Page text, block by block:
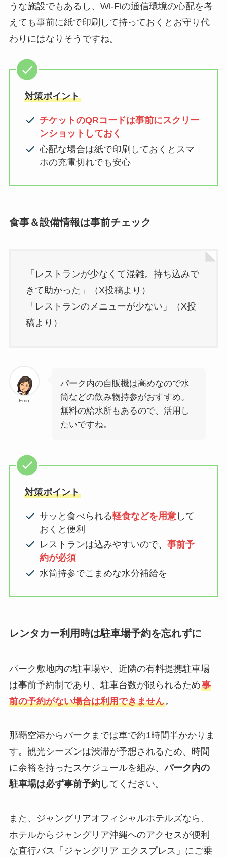
うな施設でもあるし、Wi-Fiの通信環境の心配を考
えても事前に紙で印刷して持っておくとお守り代
わりにはなりそうですね。
対策ポイント
チケットのQRコードは事前にスクリー
ンショットしておく
心配な場合は紙で印刷しておくとスマ
ホの充電切れでも安心
食事＆設備情報は事前チェック
「レストランが少なくて混雑。持ち込みで
きて助かった」（X投稿より）
「レストランのメニューが少ない」（X投
稿より）
Emu
パーク内の自販機は高めなので水
筒などの飲み物持参がおすすめ。
無料の給水所もあるので、活用し
たいですね。
対策ポイント
サッと食べられる軽食などを用意 して
おくと便利
レストランは込みやすいので、事前予
約が必須
水筒持参でこまめな水分補給を
レンタカー利用時は駐車場予約を忘れずに
パーク敷地内の駐車場や、近隣の有料提携駐車場
は事前予約制であり、駐車台数が限られるため事
前の予約がない場合は利用できません。
那覇空港からパークまでは車で約1時間半かかりま
す。観光シーズンは渋滞が予想されるため、時間
に余裕を持ったスケジュールを組み、パーク内の
駐車場は必ず事前予約してください。
また、ジャングリアオフィシャルホテルズなら、
ホテルからジャングリア沖縄へのアクセスが便利
な直行バス「ジャングリア エクスプレス」にご乗